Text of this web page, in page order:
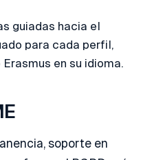
guiadas hacia el
para cada perfil,
en su idioma.
soporte en